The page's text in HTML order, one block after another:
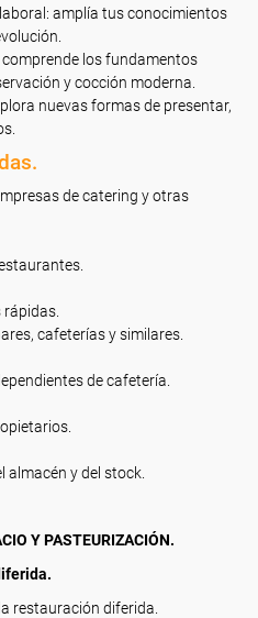
amplía tus conocimientos
los fundamentos
y cocción moderna.
nuevas formas de presentar,
de catering y otras
cafeterías y similares.
de cafetería.
almacén y del stock.
Y PASTEURIZACIÓN.
restauración diferida.